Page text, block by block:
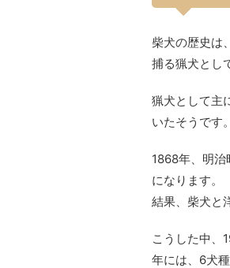
柴犬の歴史は
捕る猟犬とし
猟犬として主
いたそうです。
1868年、明治
になります。
結果、柴犬と
こうした中、
年には、6犬